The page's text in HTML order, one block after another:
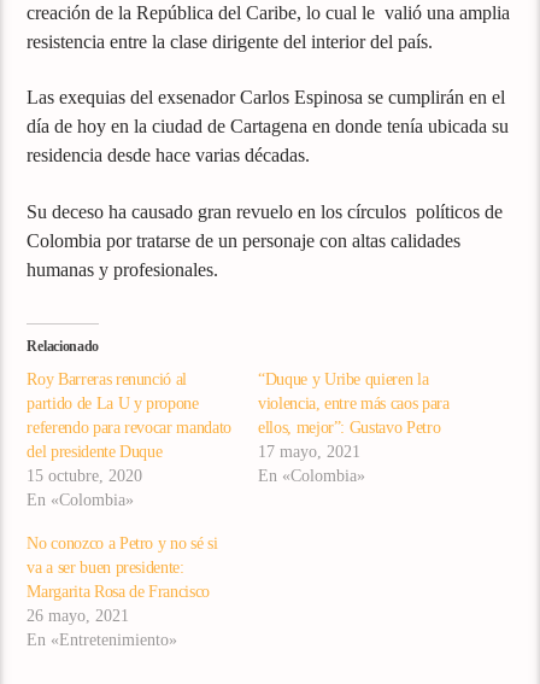
creación de la República del Caribe, lo cual le valió una amplia
resistencia entre la clase dirigente del interior del país.
Las exequias del exsenador Carlos Espinosa se cumplirán en el
día de hoy en la ciudad de Cartagena en donde tenía ubicada su
residencia desde hace varias décadas.
Su deceso ha causado gran revuelo en los círculos políticos de
Colombia por tratarse de un personaje con altas calidades
humanas y profesionales.
Relacionado
Roy Barreras renunció al
partido de La U y propone
referendo para revocar mandato
del presidente Duque
15 octubre, 2020
En «Colombia»
“Duque y Uribe quieren la
violencia, entre más caos para
ellos, mejor”: Gustavo Petro
17 mayo, 2021
En «Colombia»
No conozco a Petro y no sé si
va a ser buen presidente:
Margarita Rosa de Francisco
26 mayo, 2021
En «Entretenimiento»